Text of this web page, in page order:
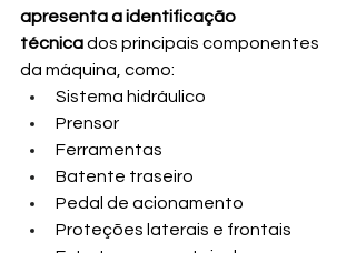
apresenta a identificação
técnica dos principais componentes
da máquina, como:
Sistema hidráulico
Prensor
Ferramentas
Batente traseiro
Pedal de acionamento
Proteções laterais e frontais